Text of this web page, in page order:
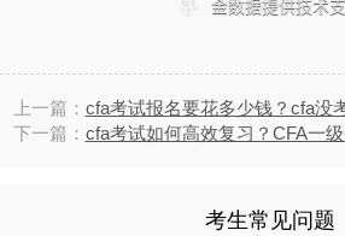
上一篇： cfa考试报名要花多少钱？cfa没
下一篇： cfa考试如何高效复习？CFA一
考生常见问题